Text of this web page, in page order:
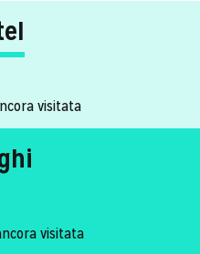
visitata
visitata